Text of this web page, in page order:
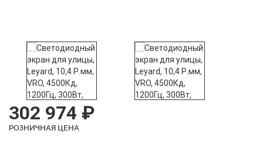
302 974 ₽
РОЗНИЧНАЯ ЦЕНА